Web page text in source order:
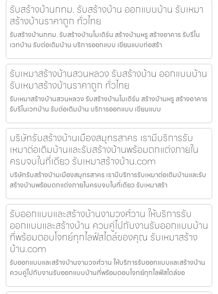
รับสร้างบ้านกทม. รับสร้างบ้าน ออกแบบบ้าน รับเหมา
สร้างบ้านราคาถูก ทั่วไทย
รับสร้างบ้านกทม. รับสร้างบ้านโมเดิร์น สร้างบ้านหรู สร้างอาคาร รับรีโน
เวทบ้าน รับต่อเติมบ้าน บริการออกแบบ เขียนแบบก่อสร้า
รับเหมาสร้างบ้านสวนหลวง รับสร้างบ้าน ออกแบบบ้าน
รับเหมาสร้างบ้านราคาถูก ทั่วไทย
รับเหมาสร้างบ้านสวนหลวง รับสร้างบ้านโมเดิร์น สร้างบ้านหรู สร้างอาคาร
รับรีโนเวทบ้าน รับต่อเติมบ้าน บริการออกแบบ เขียนแบบ
บริษัทรับสร้างบ้านเมืองสมุทรสาคร เรามีบริการรับ
เหมาต่อเติมบ้านและรับสร้างบ้านพร้อมตกแต่งภายใน
ครบจบในที่เดียว รับเหมาสร้างบ้าน.com
บริษัทรับสร้างบ้านเมืองสมุทรสาคร เรามีบริการรับเหมาต่อเติมบ้านและรับ
สร้างบ้านพร้อมตกแต่งภายในครบจบในที่เดียว รับเหมาสร้า
รับออกแบบและสร้างบ้านงามวงศ์วาน ให้บริการรับ
ออกแบบและสร้างบ้าน ควบคู่ไปกับงานรับออกแบบบ้าน
ที่พร้อมตอบโจทย์ทุกไลฟ์สไตล์ของคุณ รับเหมาสร้าง
บ้าน.com
รับออกแบบและสร้างบ้านงามวงศ์วาน ให้บริการรับออกแบบและสร้างบ้าน
ควบคู่ไปกับงานรับออกแบบบ้านที่พร้อมตอบโจทย์ทุกไลฟ์สไตล์ขอ